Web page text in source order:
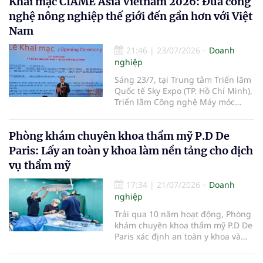
Anh hùng Lao động, Tổng Giám
đốc Vinamilk - được trao tặng Huân
chương Độc lập hạng Ba vì những
công tác, góp phần vào sự nghiệp
xây dựng chủ nghĩa xã hội và bảo
vệ Tổ quốc.
31,99 triệu đồng.
nghệ nông nghiệp thế giới đến gần hơn với Việt
Nam
21:46 | 23/07/2026
Doanh
nghiệp
Sáng 23/7, tại Trung tâm Triển lãm
Quốc tế Sky Expo (TP. Hồ Chí Minh),
Triển lãm Công nghệ Máy móc
chính thức khai mạc, mở đầu cho
chuỗi hoạt động kết nối công
nghệ, xúc tiến thương mại và hợp
hóa nông nghiệp giữa Việt Nam
với các quốc gia trong khu vực và
trên thế giới.
Phòng khám chuyên khoa thẩm mỹ P.D De
Paris: Lấy an toàn y khoa làm nền tảng cho dịch
vụ thẩm mỹ
17:34 | 21/07/2026
Doanh
nghiệp
Trải qua 10 năm hoạt động, Phòng
khám chuyên khoa thẩm mỹ P.D De
Paris xác định an toàn y khoa và